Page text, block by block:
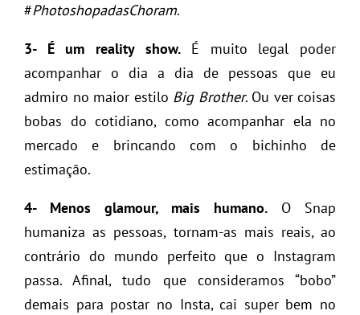
#PhotoshopadasChoram.
3- É um reality show.É muito legal poder
acompanhar o dia a dia de pessoas que eu
admiro no maior estilo Big Brother. Ou ver coisas
bobas do cotidiano, como acompanhar ela no
mercado e brincando com o bichinho de
estimação.
4- Menos glamour, mais humano. O Snap
humaniza as pessoas, tornam-as mais reais, ao
contrário do mundo perfeito que o Instagram
passa. Afinal, tudo que consideramos “bobo”
demais para postar no Insta, cai super bem no